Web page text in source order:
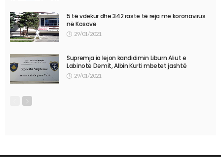
5 të vdekur dhe 342 raste të reja me koronavirus
në Kosovë
29/01/2021
Supremja ia lejon kandidimin Liburn Aliut e
Labinotë Demit, Albin Kurti mbetet jashtë
29/01/2021